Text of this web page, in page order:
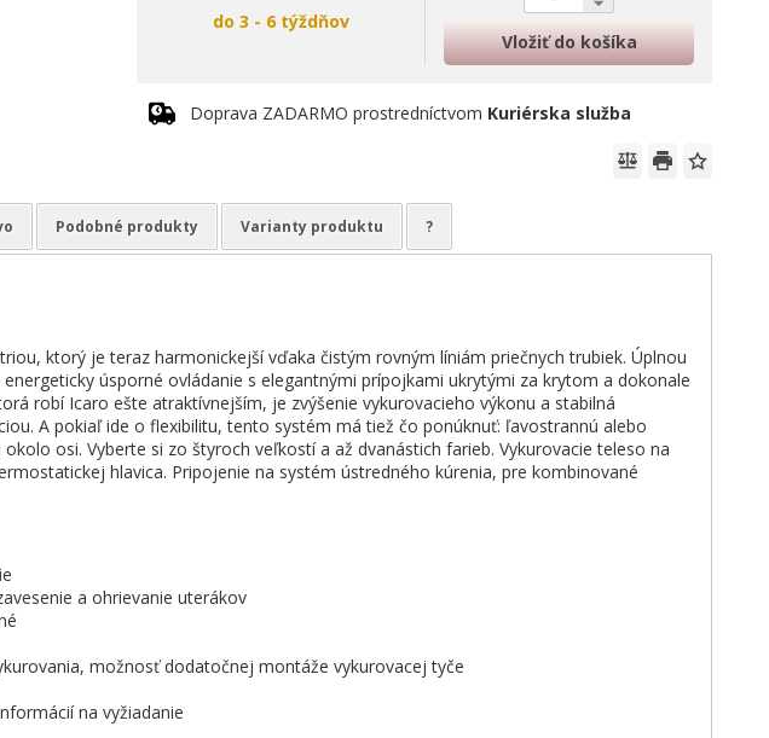
do 3 - 6 týždňov
Vložiť do košíka
Doprava ZADARMO prostredníctvom Kuriérska služba
Podobné produkty Varianty produktu ?
ktorý je teraz harmonickejší vďaka čistým rovným líniám priečnych trubiek. Úplnou
úsporné ovládanie s elegantnými prípojkami ukrytými za krytom a dokonale
robí Icaro ešte atraktívnejším, je zvýšenie vykurovacieho výkonu a stabilná
A pokiaľ ide o flexibilitu, tento systém má tiež čo ponúknuť: ľavostrannú alebo
osi. Vyberte si zo štyroch veľkostí a až dvanástich farieb. Vykurovacie teleso na
hlavica. Pripojenie na systém ústredného kúrenia, pre kombinované
a ohrievanie uterákov
možnosť dodatočnej montáže vykurovacej tyče
na vyžiadanie